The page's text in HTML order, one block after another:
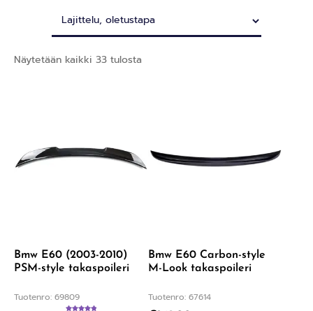
Näytetään kaikki 33 tulosta
Bmw E60 (2003-2010)
PSM-style takaspoileri
Tuotenro: 69809
Bmw E60 Carbon-style
M-Look takaspoileri
Tuotenro: 67614